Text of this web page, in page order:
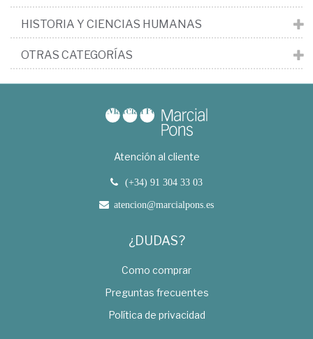
HISTORIA Y CIENCIAS HUMANAS
OTRAS CATEGORÍAS
Atención al cliente
(+34) 91 304 33 03
atencion@marcialpons.es
¿DUDAS?
Como comprar
Preguntas frecuentes
Política de privacidad